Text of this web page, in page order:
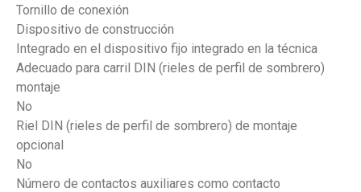
Tornillo de conexión
Dispositivo de construcción
Integrado en el dispositivo fijo integrado en la técnica
Adecuado para carril DIN (rieles de perfil de sombrero)
montaje
No
Riel DIN (rieles de perfil de sombrero) de montaje
opcional
No
Número de contactos auxiliares como contacto